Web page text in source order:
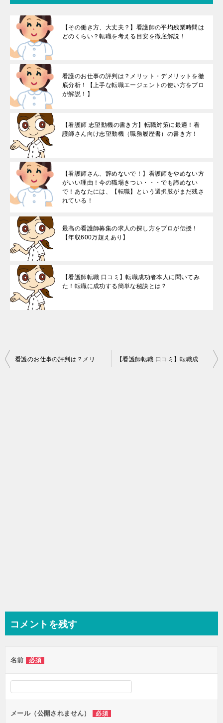
【その働き方、大丈夫？】看護師の平均残業時間は
どのくらい？転職を考える目安を徹底解説！
看護のお仕事の評判は？メリット・デメリットを徹
底分析！【上手な転職エージェントの使い方をプロ
が解説！】
【看護師 志望動機の書き方】転職対策に最適！看
護師さん向け志望動機（職務履歴書）の書き方！
【看護師さん、辞めないで！】看護師をやめない方
がいい理由！今の職場きつい・・・でも諦めない
で！あなたには、【転職】という選択肢がまだ残さ
れている！
最高の看護師募集の求人の探し方をプロが伝授！
【年収600万超えあり】
【看護師転職 口コミ】転職成功者本人に聞いてみ
た！転職に成功する簡単な秘訣とは？
投
看護のお仕事の評判は？メリット・デメリットを徹底分析！【上手な転職エージェントの使い方をプロが解説！】 【看護師転職 口コミ】転職成功者本人に聞いてみた！転職に成功する簡単な秘訣とは？
コメントを残す
名前 必須
メール（公開されません） 必須